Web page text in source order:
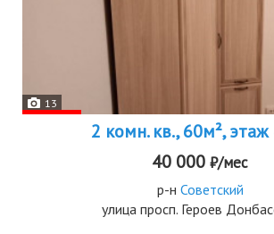
13
2 комн. кв., 60м²,
40 000 ₽/мес
р-н Советский
улица просп. Героев